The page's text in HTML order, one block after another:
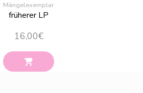
Mängelexemplar
früherer LP
16,00€